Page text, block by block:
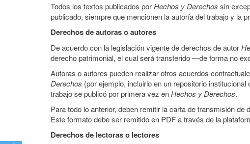
Todos los textos publicados porHechos y Derechos sin
publicado, siempre que mencionen la autoría del trabajo y la
Derechos de autoras o autores
De acuerdo con la legislación vigente de derechos de autor
derecho patrimonial, el cual será transferido —de forma no
Autoras o autores pueden realizar otros acuerdos
Derechos (por ejemplo, incluirlo en un repositorio
trabajo se publicó por primera vez enHechos y Derechos.
Para todo lo anterior, deben remitir la carta de transmisión
Este formato debe ser remitido en PDF a través de la
Derechos de lectoras o lectores